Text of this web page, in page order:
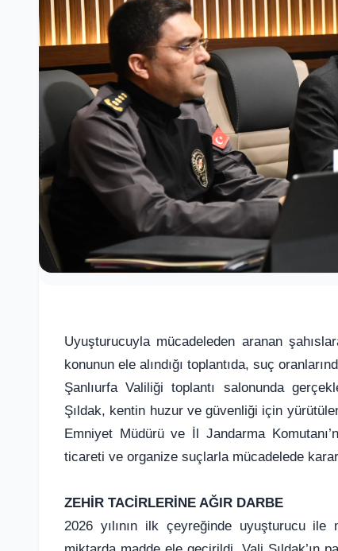
Uyuşturucuyla mücadeleden aranan
konunun ele alındığı toplantıda, suç
Şanlıurfa Valiliği toplantı salonunda
Şıldak, kentin huzur ve güvenliği için
Emniyet Müdürü ve İl Jandarma
ticareti ve organize suçlarla mücadelede
ZEHİR TACİRLERİNE AĞIR DARBE
2026 yılının ilk çeyreğinde uyuşturucu ile